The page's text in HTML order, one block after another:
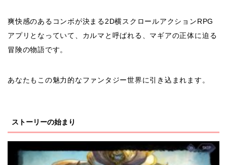
爽快感のあるコンボが決まる2D横スクロールアクションRPG
アプリとなっていて、カルマと呼ばれる、マギアの正体に迫る
冒険の物語です。
あなたもこの魅力的なファンタジー世界に引き込まれます。
ストーリーの始まり